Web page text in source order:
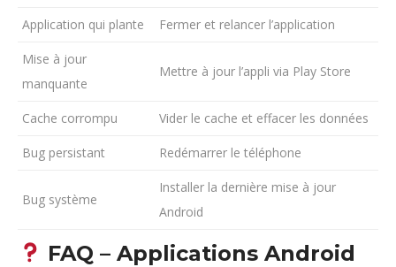
Application qui plante Fermer et relancer l’application
Mise à jour
manquante
Mettre à jour l’appli via Play Store
Cache corrompu Vider le cache et effacer les données
Bug persistant Redémarrer le téléphone
Bug système
Installer la dernière mise à jour
Android
FAQ – Applications Android